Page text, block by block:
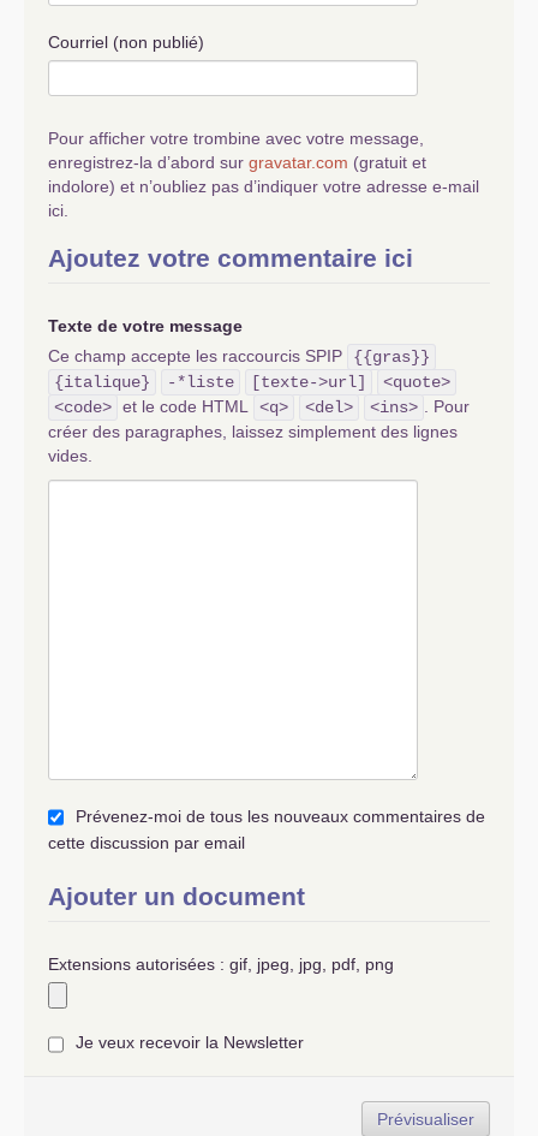
Courriel (non publié)
Pour afficher votre trombine avec votre message,
enregistrez-la d’abord sur gravatar.com (gratuit et
indolore) et n’oubliez pas d’indiquer votre adresse e-mail
ici.
Ajoutez votre commentaire ici
Texte de votre message
Ce champ accepte les raccourcis SPIP
{{gras}}
{italique}
-*liste [texte->url]
<quote>
<code> et le code HTML <q> <del> <ins>
. Pour
créer des paragraphes, laissez simplement des lignes
vides.
Prévenez-moi de tous les nouveaux commentaires de
cette discussion par email
Ajouter un document
Extensions autorisées : gif, jpeg, jpg, pdf, png
Je veux recevoir la Newsletter